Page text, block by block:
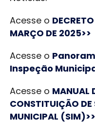
Acesse o
MARÇO DE 2025>>
Acesse o
Inspeção
Acesse o MANUAL
CONSTITUIÇÃO DE
MUNICIPAL (SIM)>>